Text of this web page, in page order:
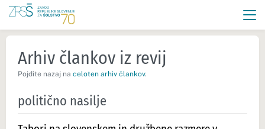
Arhiv člankov iz revij
Pojdite nazaj na celoten arhiv člankov.
politično nasilje